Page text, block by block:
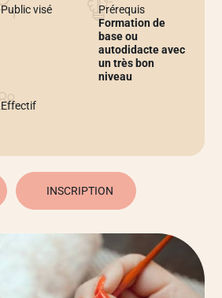
Public visé
Prérequis
Formation de
base ou
autodidacte avec
un très bon
niveau
Effectif
INSCRIPTION